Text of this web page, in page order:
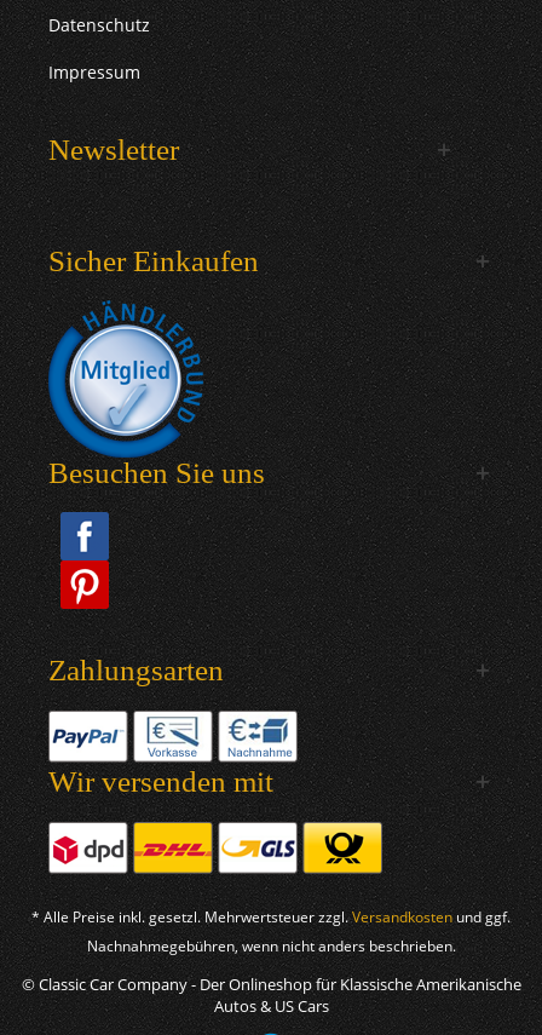
Datenschutz
Impressum
Newsletter
Sicher Einkaufen
Besuchen Sie uns
Zahlungsarten
Wir versenden mit
* Alle Preise inkl. gesetzl. Mehrwertsteuer zzgl.Versandkosten und ggf.
Nachnahmegebühren, wenn nicht anders beschrieben.
© Classic Car Company - Der Onlineshop für Klassische Amerikanische
Autos & US Cars